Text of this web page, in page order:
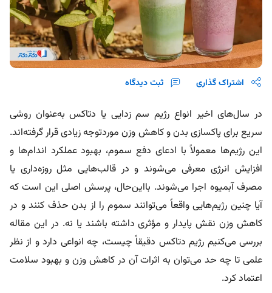
اشتراک گذاری ثبت دیدگاه
در سال‌های اخیر انواع رژیم سم زدایی یا دتاکس به‌عنوان روشی
سریع برای پاکسازی بدن و کاهش وزن موردتوجه زیادی قرار گرفته‌اند.
این رژیم‌ها معمولاً با ادعای دفع سموم، بهبود عملکرد اندام‌ها و
افزایش انرژی معرفی می‌شوند و در قالب‌هایی مثل روزه‌داری یا
مصرف آبمیوه اجرا می‌شوند. بااین‌حال، پرسش اصلی این است که
آیا چنین رژیم‌هایی واقعاً می‌توانند سموم را از بدن حذف کنند و در
کاهش وزن نقش پایدار و مؤثری داشته باشند یا نه. در این مقاله
بررسی می‌کنیم رژیم دتاکس دقیقاً چیست، چه انواعی دارد و از نظر
علمی تا چه حد می‌توان به اثرات آن در کاهش وزن و بهبود سلامت
اعتماد کرد.